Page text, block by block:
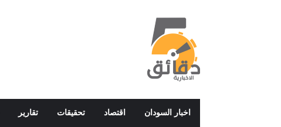
اخبار السودان اقتصاد تحقيقات تقارير